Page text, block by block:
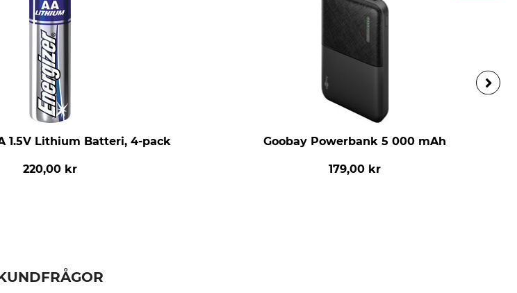
1.5V Lithium Batteri, 4-pack
220,00 kr
Goobay Powerbank 5 000 mAh
179,00 kr